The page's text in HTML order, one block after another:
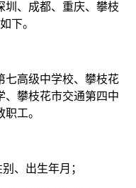
圳、成都、重庆、攀枝
下。
七高级中学校、攀枝花
、攀枝花市交通第四中
工。
、出生年月；